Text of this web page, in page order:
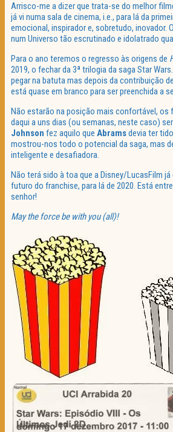
Arrisco-me a dizer que trata-se do melhor
já vi numa sala de cinema, i.e., para lá da
emocional, inspirador e, sobretudo, inovador.
num Universo tão escrutinado e idolatrado
Para o ano teremos o regresso às origens de
2019, o fechar da 3ª trilogia da saga Star Wars.
pegar na batuta mas depois da contribuição de
está quase em branco para ser preenchida a
Não estarão na posição mais confortável, os
daqui a uns dias (ou semanas, neste caso)
Johnson fez aquilo que Abramsdevia ter
mostrou-nos todo o potencial da saga, mas
inteligente e desafiadora.
Não terá sido à toa que a Disney/LucasFilm já
futuro do franchise, para lá de 2020. Está
senhor!
May the force be with you (all)!